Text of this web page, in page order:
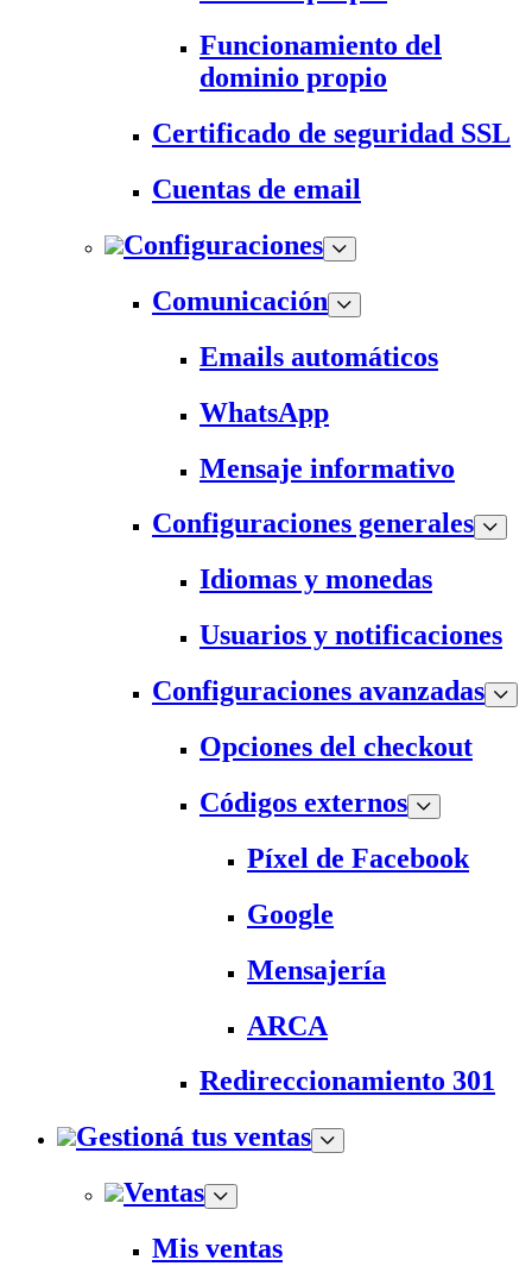
Funcionamiento del
dominio propio
Certificado de seguridad SSL
Cuentas de email
Configuraciones
Comunicación
Emails automáticos
WhatsApp
Mensaje informativo
Configuraciones generales
Idiomas y monedas
Usuarios y notificaciones
Configuraciones avanzadas
Opciones del checkout
Códigos externos
Píxel de Facebook
Google
Mensajería
ARCA
Redireccionamiento 301
Gestioná tus ventas
Ventas
Mis ventas